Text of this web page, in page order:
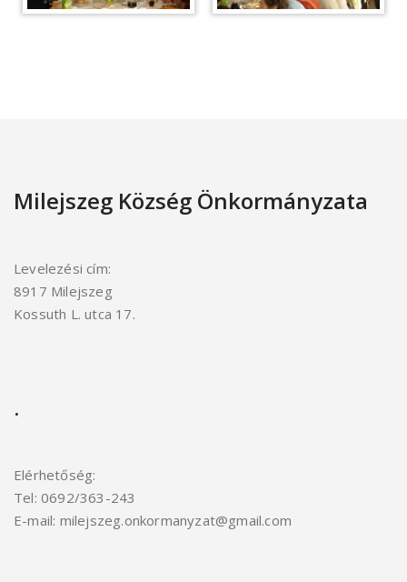
Milejszeg Község Önkormányzata
Levelezési cím:
8917 Milejszeg
Kossuth L. utca 17.
.
Elérhetőség:
Tel: 0692/363-243
E-mail: milejszeg.onkormanyzat@gmail.com